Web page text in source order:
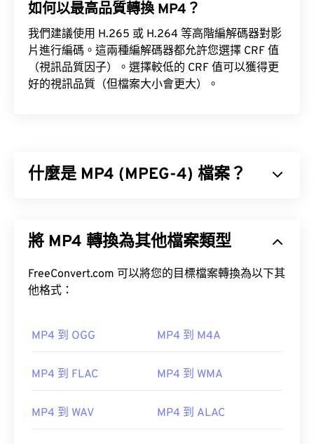
如何以最高品質轉換 MP4？
我們建議使用 H.265 或 H.264 等高階編解碼器對影
片進行編碼。這兩種編解碼器都允許您選擇 CRF 值
（視訊品質因子）。選擇較低的 CRF 值可以獲得更
好的視訊品質（但檔案大小會更大）。
什麼是 MP4 (MPEG-4) 檔案？
統相容，使用編解碼器來壓縮檔案大小，從而產生易
用於在網路上進行串流媒體播放，例如在 YouTube
上。許多人認為 MP4 是當今最好的視訊格式之一。
MP4 檔案會在作業系統的預設視訊播放器中開啟。
Windows Player 中開
將 MP4 轉換為其他檔案類型
FreeConvert.com 可以將您的目標檔案轉換為以下其
他格式：
MP4 到 OGG MP4 到 M4A
MP4 到 FLAC MP4 到 WMA
MP4 到 WAV MP4 到 ALAC